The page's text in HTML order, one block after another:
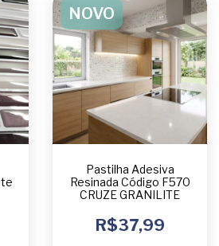
NOVO
Pastilha Adesiva
Resinada Código F570
CRUZE GRANILITE
R$37,99